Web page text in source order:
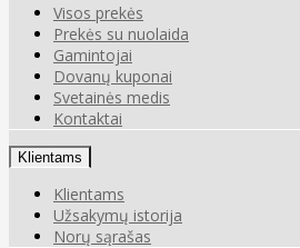
Visos prekės
Prekės su nuolaida
Gamintojai
Dovanų kuponai
Svetainės medis
Kontaktai
Klientams
Klientams
Užsakymų istorija
Norų sąrašas